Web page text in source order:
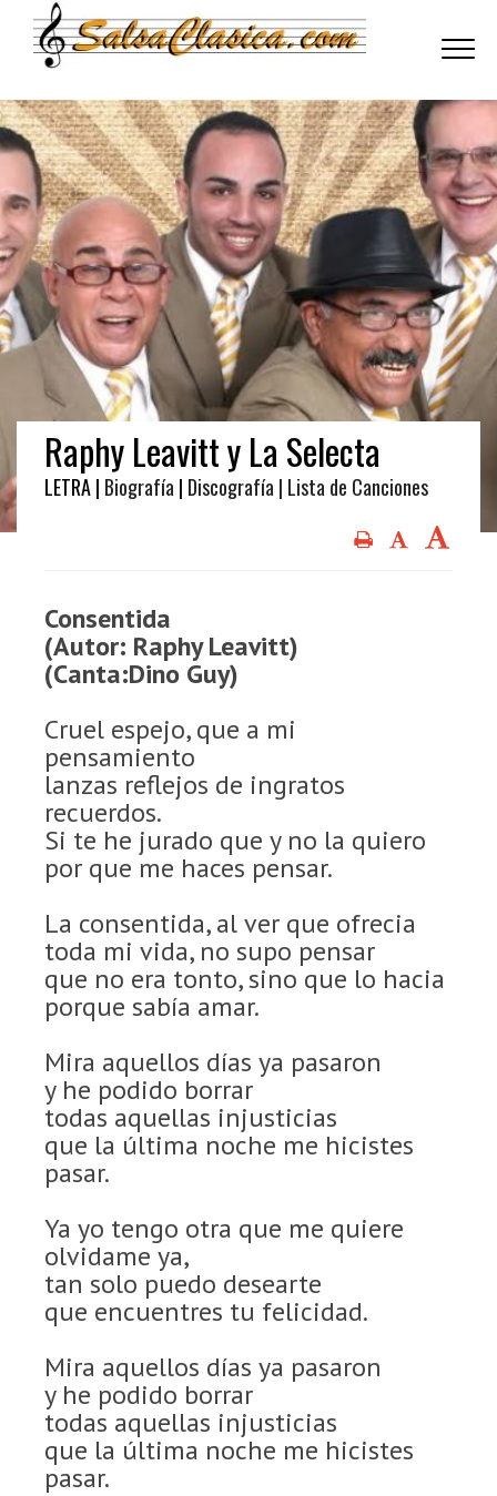
Raphy Leavitt y La Selecta
LETRA | Biografía | Discografía | Lista de Canciones
Consentida
(Autor: Raphy Leavitt)
(Canta:Dino Guy)
Cruel espejo, que a mi
pensamiento
lanzas reflejos de ingratos
recuerdos.
Si te he jurado que y no la quiero
por que me haces pensar.
La consentida, al ver que ofrecia
toda mi vida, no supo pensar
que no era tonto, sino que lo hacia
porque sabía amar.
Mira aquellos días ya pasaron
y he podido borrar
todas aquellas injusticias
que la última noche me hicistes
pasar.
Ya yo tengo otra que me quiere
olvidame ya,
tan solo puedo desearte
que encuentres tu felicidad.
Mira aquellos días ya pasaron
y he podido borrar
todas aquellas injusticias
que la última noche me hicistes
pasar.